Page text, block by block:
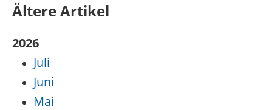
Ältere Artikel
2026
Juli
Juni
Mai